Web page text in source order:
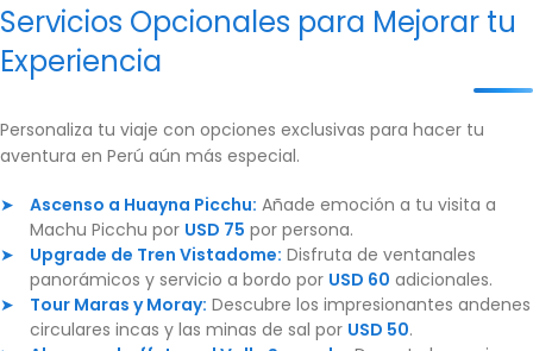
Servicios Opcionales para Mejorar tu
Experiencia
Personaliza tu viaje con opciones exclusivas para hacer tu
aventura en Perú aún más especial.
Ascenso a Huayna Picchu: Añade emoción a tu visita a
Machu Picchu por USD 75 por persona.
Upgrade de Tren Vistadome: Disfruta de ventanales
panorámicos y servicio a bordo por USD 60 adicionales.
Tour Maras y Moray: Descubre los impresionantes andenes
circulares incas y las minas de sal por USD 50.